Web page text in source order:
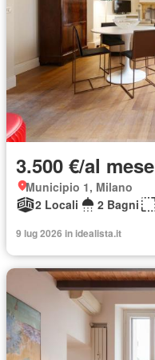
3.500 €/al mese
Municipio 1, Milano
2 Locali
2 Bagni
9 lug 2026 in idealista.it